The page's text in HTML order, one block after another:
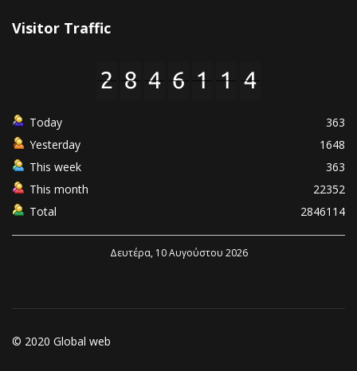
Visitor Traffic
Today
363
Yesterday
1648
This week
363
This month
22352
Total
2846114
Δευτέρα, 10 Αυγούστου 2026
© 2020 Global web